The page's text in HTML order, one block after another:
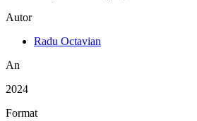
Autor
Radu Octavian
An
2024
Format